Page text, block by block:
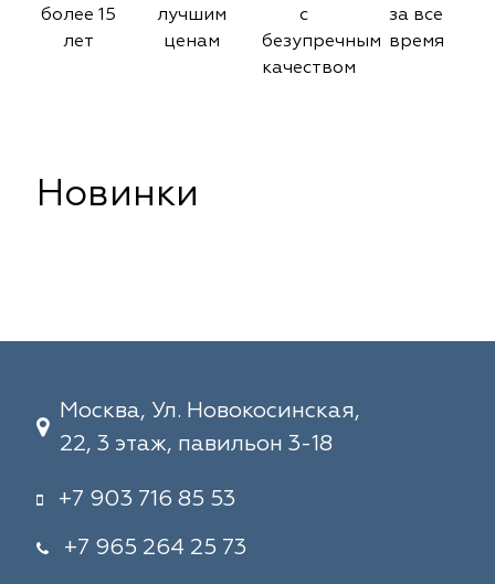
более 15
лет
лучшим
ценам
с
безупречным
качеством
за все
время
Новинки
Москва, Ул. Новокосинская,
22, 3 этаж, павильон 3-18
+7 903 716 85 53
+7 965 264 25 73